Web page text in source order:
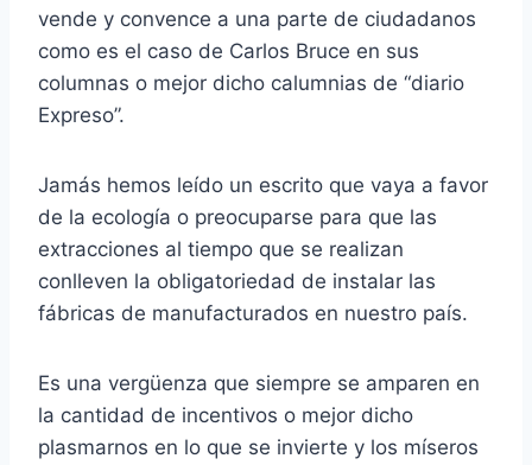
vende y convence a una parte de ciudadanos
como es el caso de Carlos Bruce en sus
columnas o mejor dicho calumnias de “diario
Expreso”.
Jamás hemos leído un escrito que vaya a favor
de la ecología o preocuparse para que las
extracciones al tiempo que se realizan
conlleven la obligatoriedad de instalar las
fábricas de manufacturados en nuestro país.
Es una vergüenza que siempre se amparen en
la cantidad de incentivos o mejor dicho
plasmarnos en lo que se invierte y los míseros